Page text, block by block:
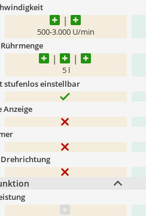
500-3.000 U/min
5 l
stufenlos einstellbar
Anzeige